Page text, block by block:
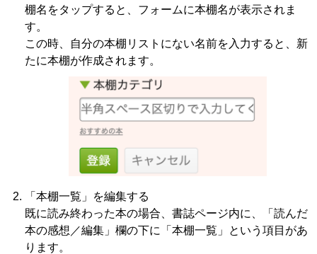
棚名をタップすると、フォームに本棚名が表示されま
す。
この時、自分の本棚リストにない名前を入力すると、新
たに本棚が作成されます。
「本棚一覧」を編集する
既に読み終わった本の場合、書誌ページ内に、「読んだ
本の感想／編集」欄の下に「本棚一覧」という項目があ
ります。